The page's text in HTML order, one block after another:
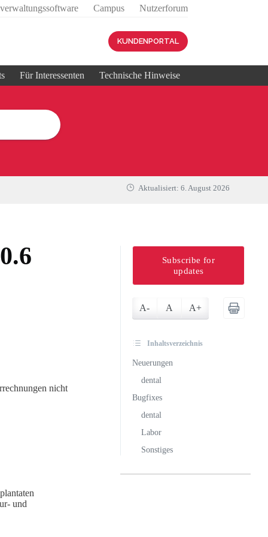
Campus Nutzerforum
KUNDENPORTAL
Für Interessenten Technische Hinweise
Aktualisiert: 6. August 2026
nicht
und
Subscribe for
updates
A- A A+
Inhaltsverzeichnis
Neuerungen
dental
Bugfixes
dental
Labor
Sonstiges